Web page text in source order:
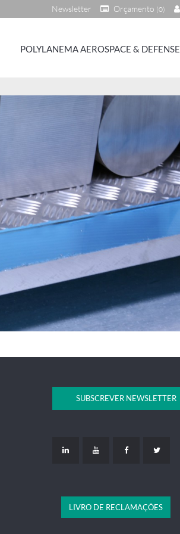
Orçamento (0)
Newsletter
POLYLANEMA AEROSPACE & DEFENSE
SUBSCREVER NEWSLETTER
LIVRO DE RECLAMAÇÕES